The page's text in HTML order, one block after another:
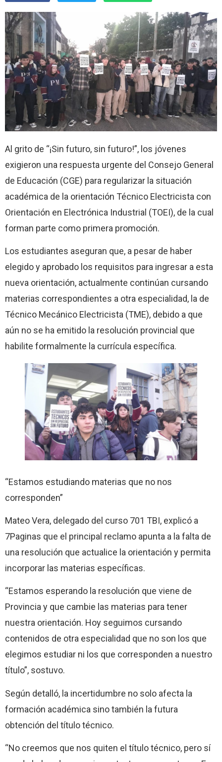
Al grito de “¡Sin futuro, sin futuro!”, los jóvenes
exigieron una respuesta urgente del Consejo General
de Educación (CGE) para regularizar la situación
académica de la orientación Técnico Electricista con
Orientación en Electrónica Industrial (TOEI), de la cual
forman parte como primera promoción.
Los estudiantes aseguran que, a pesar de haber
elegido y aprobado los requisitos para ingresar a esta
nueva orientación, actualmente continúan cursando
materias correspondientes a otra especialidad, la de
Técnico Mecánico Electricista (TME), debido a que
aún no se ha emitido la resolución provincial que
habilite formalmente la currícula específica.
“Estamos estudiando materias que no nos
corresponden”
Mateo Vera, delegado del curso 701 TBI, explicó a
7Paginas que el principal reclamo apunta a la falta de
una resolución que actualice la orientación y permita
incorporar las materias específicas.
“Estamos esperando la resolución que viene de
Provincia y que cambie las materias para tener
nuestra orientación. Hoy seguimos cursando
contenidos de otra especialidad que no son los que
elegimos estudiar ni los que corresponden a nuestro
título”, sostuvo.
Según detalló, la incertidumbre no solo afecta la
formación académica sino también la futura
obtención del título técnico.
“No creemos que nos quiten el título técnico, pero sí